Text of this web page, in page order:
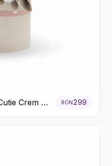
Crem cu
RON299